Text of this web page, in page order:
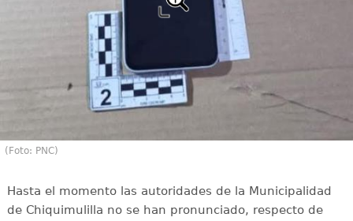
(Foto: PNC)
Hasta el momento las autoridades de la Municipalidad
de Chiquimulilla no se han pronunciado, respecto de